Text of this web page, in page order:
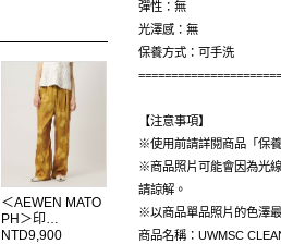
＜AEWEN MATO
PH＞印…
NTD9,900
彈性：無
光澤感：無
保養方式：可手洗
【注意事項】
※使用前請詳閱商品「保
※商品照片可能會因為光
請諒解。
※以商品單品照片的色澤
商品名稱：UWMSC